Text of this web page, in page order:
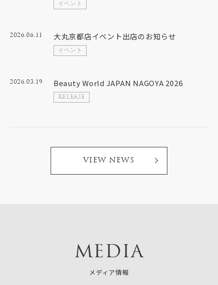
イベント
2026.06.11 大丸京都店イベント出店のお知らせ
イベント
2026.03.19 Beauty World JAPAN NAGOYA 2026
RELEASE
VIEW NEWS
MEDIA
メディア情報